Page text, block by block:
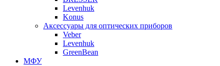
Levenhuk
Konus
Аксессуары для оптических приборов
Veber
Levenhuk
GreenBean
МФУ